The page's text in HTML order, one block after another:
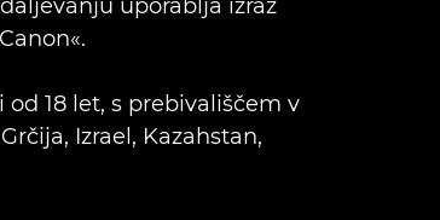
uporablja izraz
18 let, s prebivališčem v
Izrael, Kazahstan,